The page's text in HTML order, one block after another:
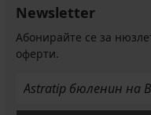
Newsletter
Абонирайте се за
оферти.